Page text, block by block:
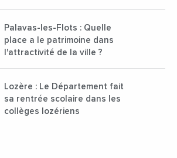
Palavas-les-Flots : Quelle
place a le patrimoine dans
l'attractivité de la ville ?
Lozère : Le Département fait
sa rentrée scolaire dans les
collèges lozériens